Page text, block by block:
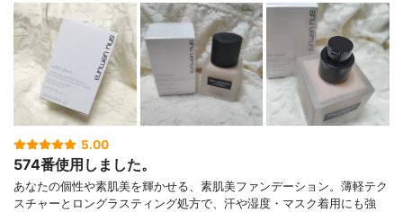
5.00
574番使用しました。
あなたの個性や素肌美を輝かせる、素肌美ファンデーション。薄軽テク
スチャーとロングラスティング処方で、汗や湿度・マスク着用にも強